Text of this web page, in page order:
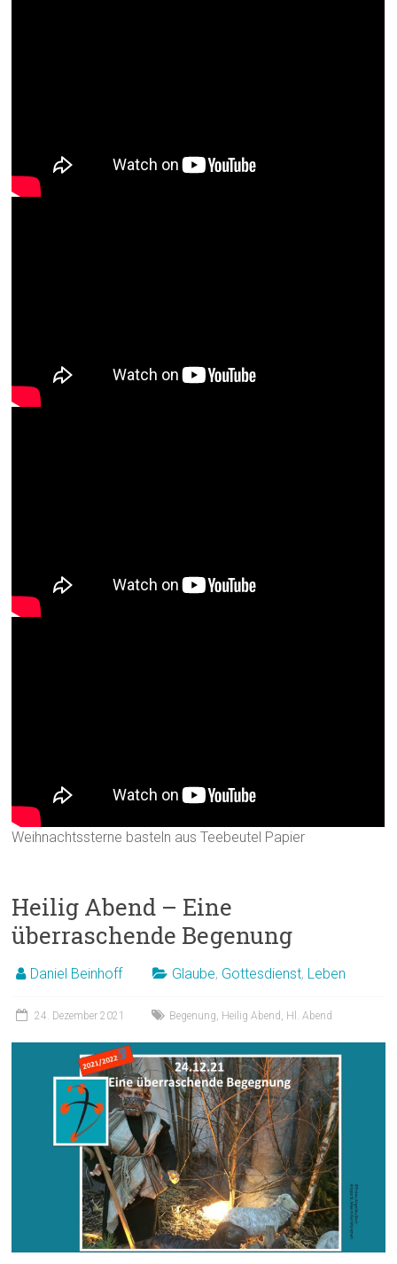
Weihnachtssterne basteln aus Teebeutel Papier
Heilig Abend – Eine
überraschende Begenung
Daniel Beinhoff Glaube, Gottesdienst, Leben
24. Dezember 2021 Begenung Heilig Abend Hl. Abend